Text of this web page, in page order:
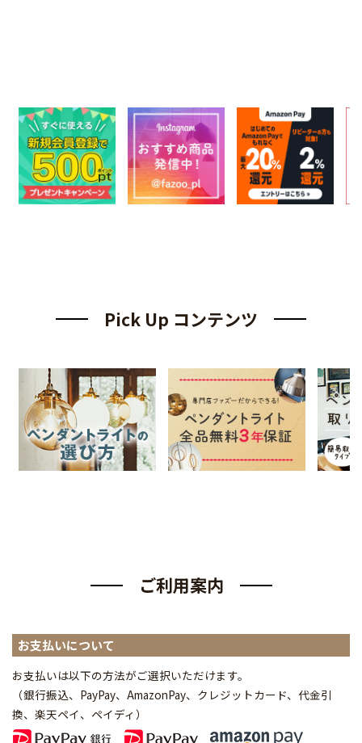
Pick Up コンテンツ
ご利用案内
お支払いについて
お支払いは以下の方法がご選択いただけます。
（銀行振込、PayPay、AmazonPay、クレジットカード、代金引
換、楽天ペイ、ペイディ ）